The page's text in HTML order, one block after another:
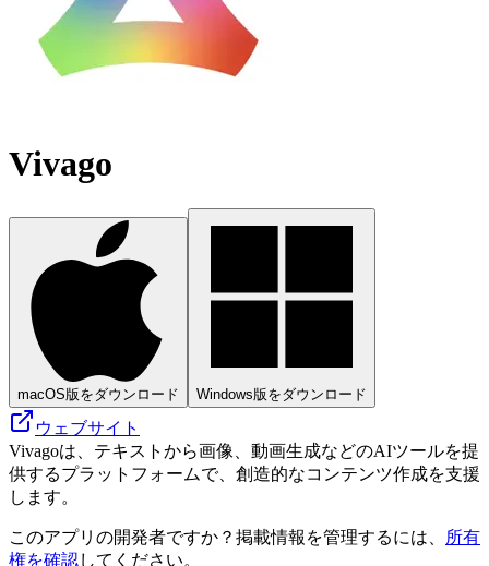
Vivago
macOS版をダウンロード Windows版をダウンロード
ウェブサイト
Vivagoは、テキストから画像、動画生成などのAIツールを提
供するプラットフォームで、創造的なコンテンツ作成を支援
します。
このアプリの開発者ですか？掲載情報を管理するには、
所有
権を確認してください。